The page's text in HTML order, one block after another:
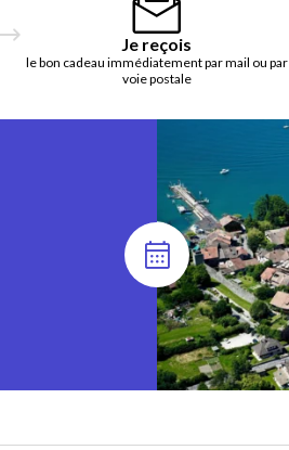
Je reçois
le bon cadeau immédiatement par mail ou par
voie postale